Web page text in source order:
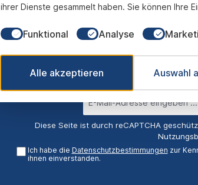
werden stets unter den Ersten sein,
Mail-
Diese Seite ist durch reCAPTCHA
Ich habe die Datenschutzbestimmungen zur
ihnen einverstanden.
ihrer Dienste gesammelt haben. Sie können Ihre
Funktional Analyse
Auswahl
Alle akzeptieren